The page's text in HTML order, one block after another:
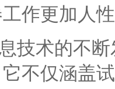
作更加人
术的不断
不仅涵盖